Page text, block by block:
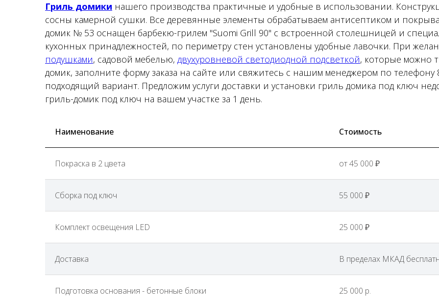
Гриль домики нашего производства практичные и удобные в использовании.
сосны камерной сушки. Все деревянные элементы обрабатываем антисептиком и
домик № 53 оснащен барбекю-грилем "Suomi Grill 90" с встроенной столешницей и
кухонных принадлежностей, по периметру стен установлены удобные лавочки. При
подушками, садовой мебелью, двухуровневой светодиодной подсветкой, которые можно
домик, заполните форму заказа на сайте или свяжитесь с нашим менеджером по телефону
подходящий вариант. Предложим услуги доставки и установки гриль домика под ключ
гриль-домик под ключ на вашем участке за 1 день.
Наименование Стоимость
Покраска в 2 цвета от 45 000 ₽
Сборка под ключ 55 000 ₽
Комплект освещения LED 25 000 ₽
Доставка В пределах МКАД
Подготовка основания - бетонные блоки 25 000 р.